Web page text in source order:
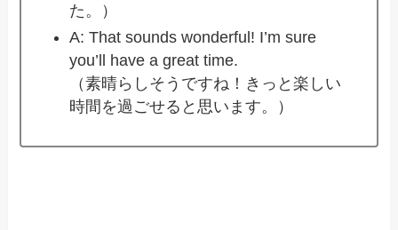
た。）
A: That sounds wonderful! I’m sure
you’ll have a great time.
（素晴らしそうですね！きっと楽しい
時間を過ごせると思います。）